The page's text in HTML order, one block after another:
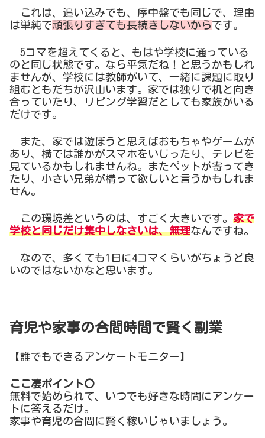
これは、追い込みでも、序中盤でも同じで、理由
は単純で頑張りすぎても長続きしないからです。
5コマを超えてくると、もはや学校に通っている
のと同じ状態です。なら平気だね！と思うかもしれ
ませんが、学校には教師がいて、一緒に課題に取り
組むともだちが沢山います。家では独りで机と向き
合っていたり、リビング学習だとしても家族がいる
だけです。
また、家では遊ぼうと思えばおもちゃやゲームが
あり、横では誰かがスマホをいじったり、テレビを
見ているかもしれませんね。またペットが寄ってき
たり、小さい兄弟が構って欲しいと言うかもしれま
せん。
この環境差というのは、すごく大きいです。 家で
学校と同じだけ集中しなさいは、無理なんですね。
なので、多くても1日に4コマくらいがちょうど良
いのではないかなと思います。
育児や家事の合間時間で賢く副業
【誰でもできるアンケートモニター】
ここ凄ポイント〇
無料で始められて、いつでも好きな時間にアンケー
トに答えるだけ。
家事や育児の合間に賢く稼いじゃいましょう。